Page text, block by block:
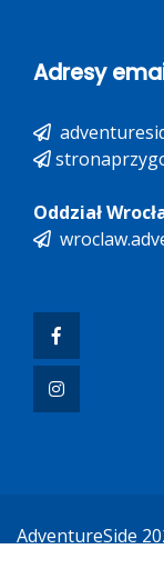
Adresy
Oddział
AdventureSide